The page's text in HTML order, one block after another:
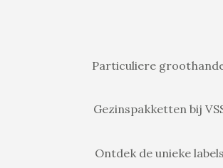
Particuliere
Gezinspakketten bij
Ontdek de unieke labels